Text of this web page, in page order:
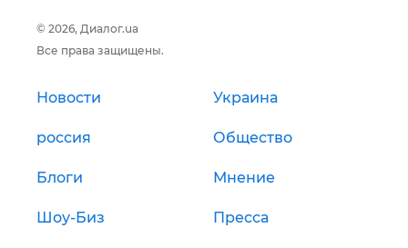
© 2026, Диалог.ua
Все права защищены.
Новости Украина
россия Общество
Блоги Мнение
Шоу-Биз Пресса